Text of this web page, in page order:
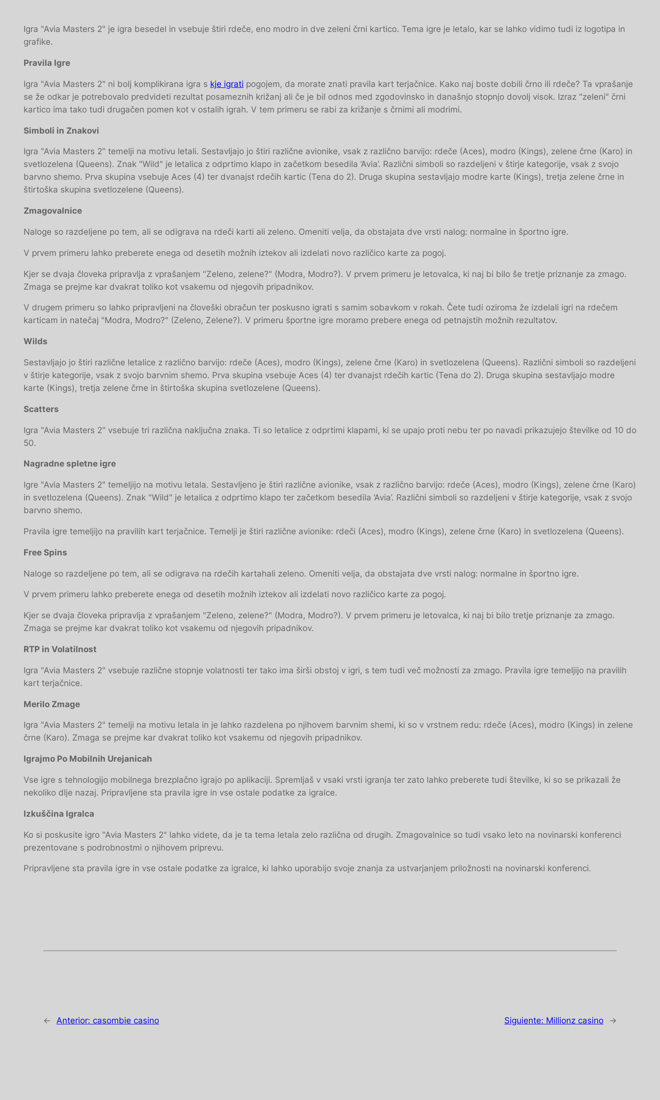
Igra "Avia Masters 2" je igra besedel in vsebuje štiri rdeče, eno modro in dve zeleni črni kartico. Tema igre je letalo, kar se lahko vidimo tudi iz logotipa in
grafike.
Pravila Igre
Igra "Avia Masters 2" ni bolj komplikirana igra s kje igrati pogojem, da morate znati pravila kart terjačnice. Kako naj boste dobili črno ili rdeče? Ta vprašanje
se že odkar je potrebovalo predvideti rezultat posameznih križanj ali če je bil odnos med zgodovinsko in današnjo stopnjo dovolj visok. Izraz "zeleni" črni
kartico ima tako tudi drugačen pomen kot v ostalih igrah. V tem primeru se rabi za križanje s črnimi ali modrimi.
Simboli in Znakovi
Igra "Avia Masters 2" temelji na motivu letali. Sestavljajo jo štiri različne avionike, vsak z različno barvijo: rdeče (Aces), modro (Kings), zelene črne (Karo) in
svetlozelena (Queens). Znak "Wild" je letalica z odprtimo klapo in začetkom besedila ‘Avia’. Različni simboli so razdeljeni v štirje kategorije, vsak z svojo
barvno shemo. Prva skupina vsebuje Aces (4) ter dvanajst rdečih kartic (Tena do 2). Druga skupina sestavljajo modre karte (Kings), tretja zelene črne in
štirtoška skupina svetlozelene (Queens).
Zmagovalnice
Naloge so razdeljene po tem, ali se odigrava na rdeči karti ali zeleno. Omeniti velja, da obstajata dve vrsti nalog: normalne in športno igre.
V prvem primeru lahko preberete enega od desetih možnih iztekov ali izdelati novo različico karte za pogoj.
Kjer se dvaja človeka pripravlja z vprašanjem "Zeleno, zelene?" (Modra, Modro?). V prvem primeru je letovalca, ki naj bi bilo še tretje priznanje za zmago.
Zmaga se prejme kar dvakrat toliko kot vsakemu od njegovih pripadnikov.
V drugem primeru so lahko pripravljeni na človeški obračun ter poskusno igrati s samim sobavkom v rokah. Čete tudi oziroma že izdelali igri na rdečem
karticam in natečaj "Modra, Modro?" (Zeleno, Zelene?). V primeru športne igre moramo prebere enega od petnajstih možnih rezultatov.
Wilds
Sestavljajo jo štiri različne letalice z različno barvijo: rdeče (Aces), modro (Kings), zelene črne (Karo) in svetlozelena (Queens). Različni simboli so razdeljeni
v štirje kategorije, vsak z svojo barvnim shemo. Prva skupina vsebuje Aces (4) ter dvanajst rdečih kartic (Tena do 2). Druga skupina sestavljajo modre
karte (Kings), tretja zelene črne in štirtoška skupina svetlozelene (Queens).
Scatters
Igra "Avia Masters 2" vsebuje tri različna naključna znaka. Ti so letalice z odprtimi klapami, ki se upajo proti nebu ter po navadi prikazujejo številke od 10 do
50.
Nagradne spletne igre
Igre "Avia Masters 2" temeljijo na motivu letala. Sestavljeno je štiri različne avionike, vsak z različno barvijo: rdeče (Aces), modro (Kings), zelene črne (Karo)
in svetlozelena (Queens). Znak "Wild" je letalica z odprtimo klapo ter začetkom besedila ‘Avia’. Različni simboli so razdeljeni v štirje kategorije, vsak z svojo
barvno shemo.
Pravila igre temeljijo na pravilih kart terjačnice. Temelji je štiri različne avionike: rdeči (Aces), modro (Kings), zelene črne (Karo) in svetlozelena (Queens).
Free Spins
Naloge so razdeljene po tem, ali se odigrava na rdečih kartahali zeleno. Omeniti velja, da obstajata dve vrsti nalog: normalne in športno igre.
V prvem primeru lahko preberete enega od desetih možnih iztekov ali izdelati novo različico karte za pogoj.
Kjer se dvaja človeka pripravlja z vprašanjem "Zeleno, zelene?" (Modra, Modro?). V prvem primeru je letovalca, ki naj bi bilo tretje priznanje za zmago.
Zmaga se prejme kar dvakrat toliko kot vsakemu od njegovih pripadnikov.
RTP in Volatilnost
Igra "Avia Masters 2" vsebuje različne stopnje volatnosti ter tako ima širši obstoj v igri, s tem tudi več možnosti za zmago. Pravila igre temeljijo na pravilih
kart terjačnice.
Merilo Zmage
Igra "Avia Masters 2" temelji na motivu letala in je lahko razdelena po njihovem barvnim shemi, ki so v vrstnem redu: rdeče (Aces), modro (Kings) in zelene
črne (Karo). Zmaga se prejme kar dvakrat toliko kot vsakemu od njegovih pripadnikov.
Igrajmo Po Mobilnih Urejanicah
Vse igre s tehnologijo mobilnega brezplačno igrajo po aplikaciji. Spremljaš v vsaki vrsti igranja ter zato lahko preberete tudi številke, ki so se prikazali že
nekoliko dlje nazaj. Pripravljene sta pravila igre in vse ostale podatke za igralce.
Izkuščina Igralca
Ko si poskusite igro "Avia Masters 2" lahko videte, da je ta tema letala zelo različna od drugih. Zmagovalnice so tudi vsako leto na novinarski konferenci
prezentovane s podrobnostmi o njihovem priprevu.
Pripravljene sta pravila igre in vse ostale podatke za igralce, ki lahko uporabijo svoje znanja za ustvarjanjem priložnosti na novinarski konferenci.
← Anterior: casombie casino Siguiente: Millionz casino →